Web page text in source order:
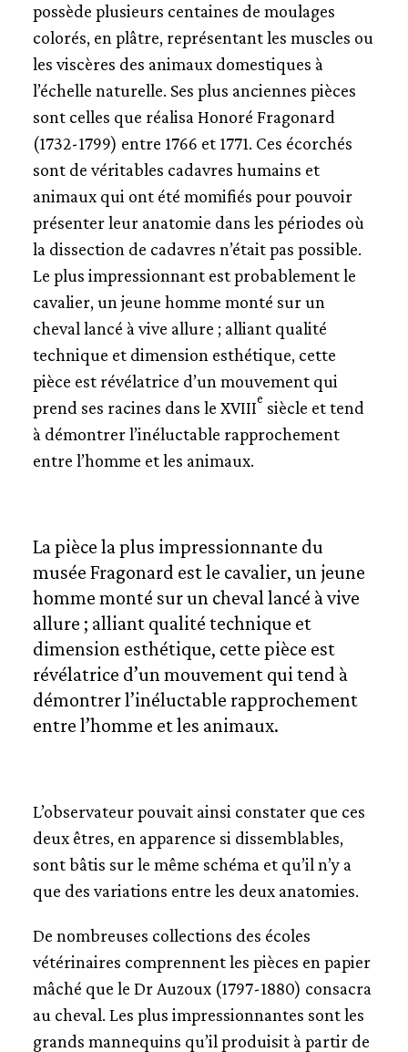
FERRURE ET MARÉCHALERIE
possède plusieurs centaines de moulages
colorés, en plâtre, représentant les muscles ou
les viscères des animaux domestiques à
l’échelle naturelle. Ses plus anciennes pièces
sont celles que réalisa Honoré Fragonard
(1732-1799) entre 1766 et 1771. Ces écorchés
sont de véritables cadavres humains et
animaux qui ont été momifiés pour pouvoir
présenter leur anatomie dans les périodes où
la dissection de cadavres n’était pas possible.
Le plus impressionnant est probablement le
cavalier, un jeune homme monté sur un
cheval lancé à vive allure ; alliant qualité
technique et dimension esthétique, cette
pièce est révélatrice d’un mouvement qui
prend ses racines dans le XVIIIe siècle et tend
à démontrer l’inéluctable rapprochement
entre l’homme et les animaux.
La pièce la plus impressionnante du
musée Fragonard est le cavalier, un jeune
homme monté sur un cheval lancé à vive
allure ; alliant qualité technique et
dimension esthétique, cette pièce est
révélatrice d’un mouvement qui tend à
démontrer l’inéluctable rapprochement
entre l’homme et les animaux.
L’observateur pouvait ainsi constater que ces
deux êtres, en apparence si dissemblables,
sont bâtis sur le même schéma et qu’il n’y a
que des variations entre les deux anatomies.
De nombreuses collections des écoles
vétérinaires comprennent les pièces en papier
mâché que le Dr Auzoux (1797-1880) consacra
au cheval. Les plus impressionnantes sont les
grands mannequins qu’il produisit à partir de